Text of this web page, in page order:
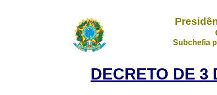
Subchefia
DECRETO DE 3